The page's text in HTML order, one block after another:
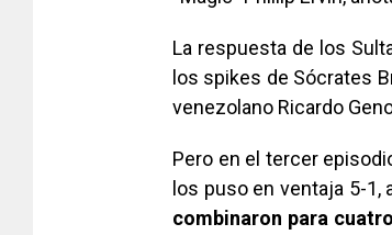
La respuesta de los
los spikes de Sócrates
venezolano Ricardo
Pero en el tercer
los puso en ventaja 5-
combinaron para